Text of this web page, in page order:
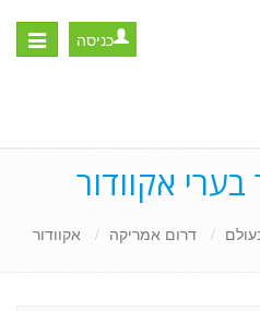
Toggle
כניסה
בערי אקוודור
דרום אמריקה אקוודור